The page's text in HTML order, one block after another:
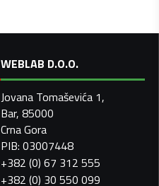
WEBLAB D.O.O.
Jovana Tomaševića 1,
Bar, 85000
Crna Gora
PIB: 03007448
+382 (0) 67 312 555
+382 (0) 30 550 099